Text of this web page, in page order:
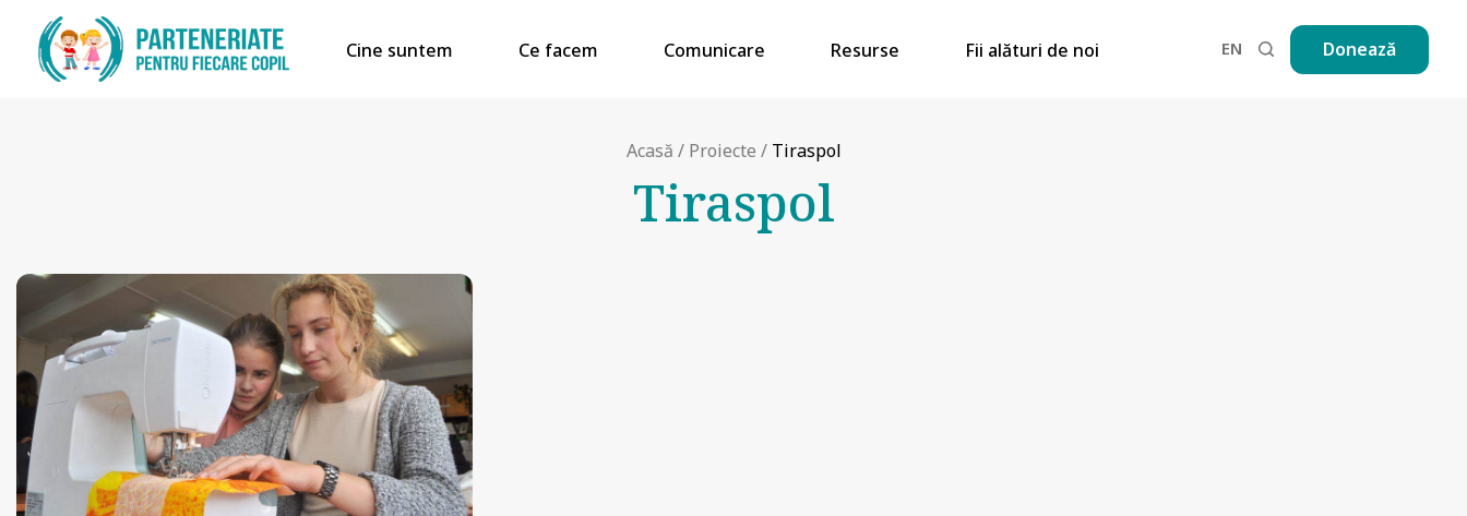
Cine suntem Ce facem Comunicare Resurse Fii alături de noi EN Donează
Acasă / Proiecte / Tiraspol
Tiraspol